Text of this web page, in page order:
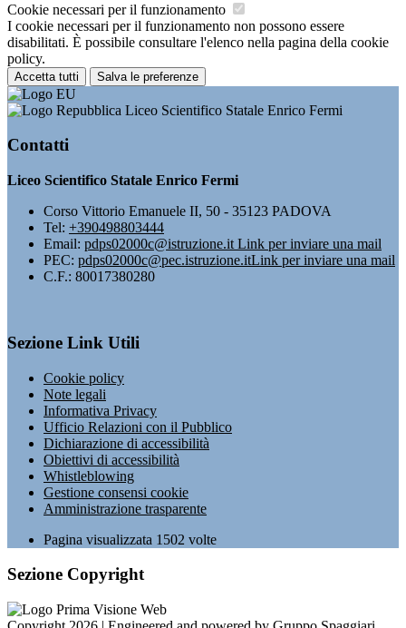
Cookie necessari per il funzionamento
I cookie necessari per il funzionamento non possono essere
disabilitati. È possibile consultare l'elenco nella pagina della cookie
policy.
Accetta tutti Salva le preferenze
Liceo Scientifico Statale Enrico Fermi
Contatti
Liceo Scientifico Statale Enrico Fermi
Corso Vittorio Emanuele II, 50 - 35123 PADOVA
Tel: +390498803444
Email: pdps02000c@istruzione.it Link per inviare una mail
PEC: pdps02000c@pec.istruzione.itLink per inviare una mail
C.F.: 80017380280
Sezione Link Utili
Cookie policy
Note legali
Informativa Privacy
Ufficio Relazioni con il Pubblico
Dichiarazione di accessibilità
Obiettivi di accessibilità
Whistleblowing
Gestione consensi cookie
Amministrazione trasparente
Pagina visualizzata 1502 volte
Sezione Copyright